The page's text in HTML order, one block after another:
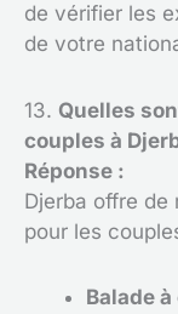
de vérifier les
de votre
13. Quelles
couples à
Réponse :
Djerba offre de
pour les
Balade